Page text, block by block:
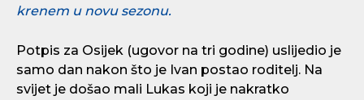
krenem u novu sezonu.
Potpis za Osijek (ugovor na tri godine) uslijedio je
samo dan nakon što je Ivan postao roditelj. Na
svijet je došao mali Lukas koji je nakratko